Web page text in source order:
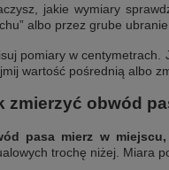
jakie wymiary
albo przez grube
pomiary w centymetrach.
wartość pośrednią albo
zmierzyć obwód
pasa mierz w
trochę niżej. Miara